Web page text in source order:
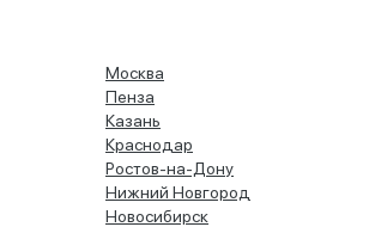
Москва
Пенза
Казань
Краснодар
Ростов-на-Дону
Нижний Новгород
Новосибирск